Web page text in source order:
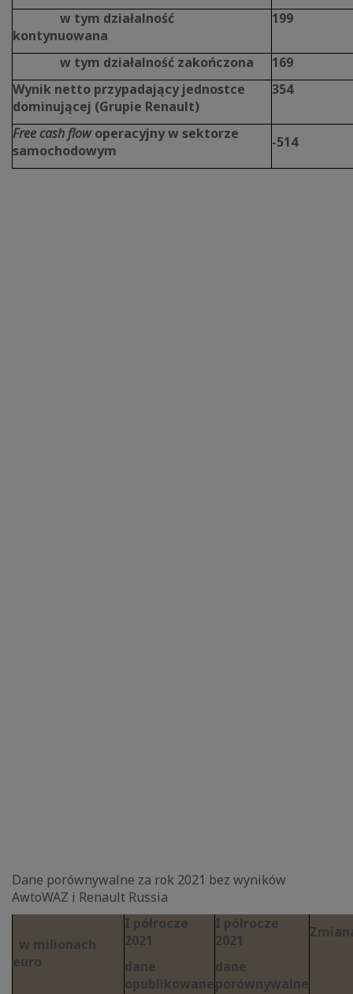
w tym działalność
kontynuowana
199
w tym działalność zakończona
169
Wynik netto przypadający jednostce
dominującej (Grupie Renault)
354
Free cash flowoperacyjny w sektorze
samochodowym
-514
Dane porównywalne za rok 2021 bez wyników
AwtoWAZ i Renault Russia
w milionach
euro
I półrocze
2021
I półrocze
2021
dane
opublikowane
dane
porównywalne